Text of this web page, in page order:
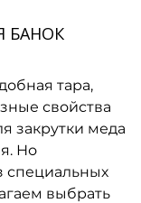
БАНОК
тара,
свойства
закрутки меда
Но
специальных
выбрать